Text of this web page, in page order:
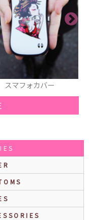
スカート